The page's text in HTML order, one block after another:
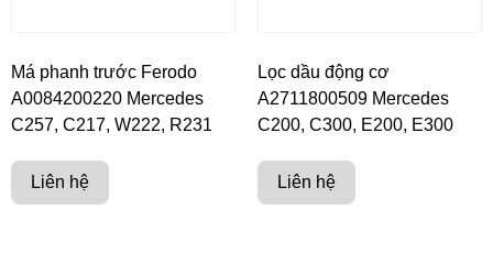
Má phanh trước Ferodo
A0084200220 Mercedes
C257, C217, W222, R231
Liên hệ
Lọc dầu động cơ
A2711800509 Mercedes
C200, C300, E200, E300
Liên hệ